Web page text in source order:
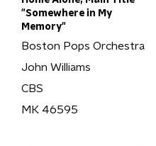
"Somewhere in My
Memory"
Boston Pops Orchestra
John Williams
CBS
MK 46595